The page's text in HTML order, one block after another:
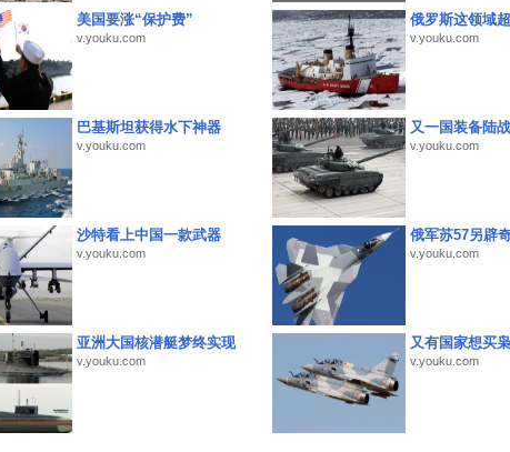
美国要涨“保护费”
v.youku.com
俄罗斯这领域
v.youku.com
巴基斯坦获得水下神器
v.youku.com
又一国装备陆
v.youku.com
沙特看上中国一款武器
v.youku.com
俄军苏57另辟
v.youku.com
亚洲大国核潜艇梦终实现
v.youku.com
又有国家想买
v.youku.com